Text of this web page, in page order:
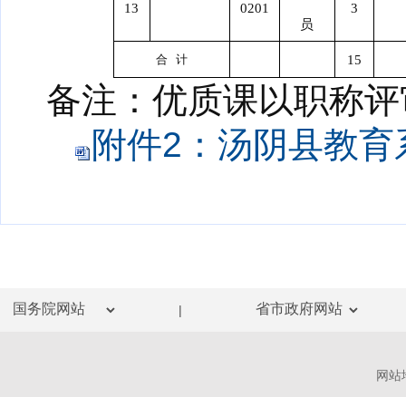
13 0201
员
3
合 计 15
备注：优质课以职称
附件2：汤阴县教
|
网站